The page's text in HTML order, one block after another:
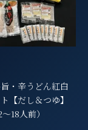
・辛うどん紅白
【だし＆つゆ】
18人前）